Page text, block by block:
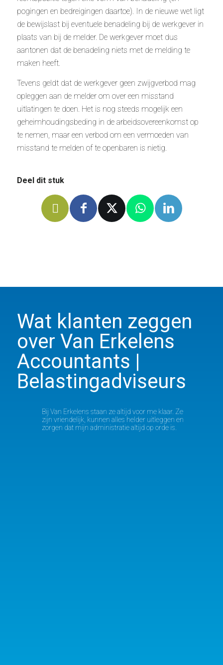
pogingen en bedreigingen daartoe). In de nieuwe wet ligt
de bewijslast bij eventuele benadeling bij de werkgever in
plaats van bij de melder. De werkgever moet dus
aantonen dat de benadeling niets met de melding te
maken heeft.
Tevens geldt dat de werkgever geen zwijgverbod mag
opleggen aan de melder om over een misstand
uitlatingen te doen. Het is nog steeds mogelijk een
geheimhoudingsbeding in de arbeidsovereenkomst op
te nemen, maar een verbod om een vermoeden van
misstand te melden of te openbaren is nietig.
Deel dit stuk
Wat klanten zeggen
over Van Erkelens
Accountants |
Belastingadviseurs
Bij Van Erkelens staan ze altijd voor me klaar. Ze
zijn vriendelijk, kunnen alles helder uitleggen en
zorgen dat mijn administratie altijd op orde is.